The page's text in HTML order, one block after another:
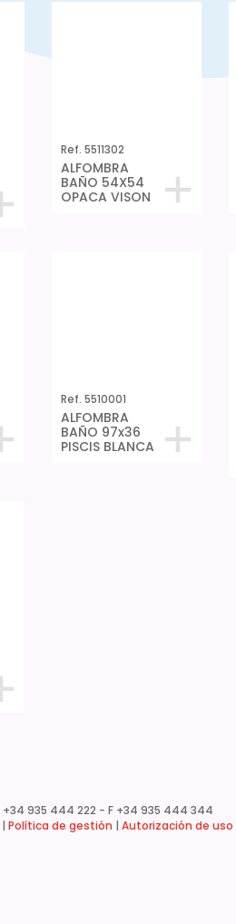
Ref. 5511302
ALFOMBRA
BAÑO 54X54
OPACA VISON
Ref. 5510001
ALFOMBRA
BAÑO 97x36
PISCIS BLANCA
+34 935 444 222 - F +34 935 444 344
Política de gestión Autorización de